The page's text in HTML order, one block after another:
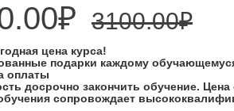
3100.00₽
цена курса!
подарки каждому
оплаты
досрочно закончить обучение. Цена
сопровождает